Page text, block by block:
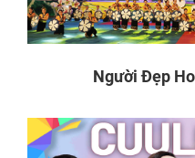
Người Đẹp